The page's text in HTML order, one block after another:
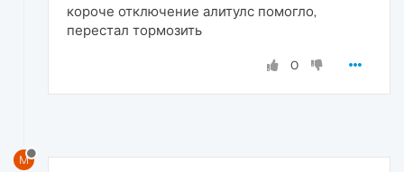
короче отключение алитулс помогло,
перестал тормозить
0
M